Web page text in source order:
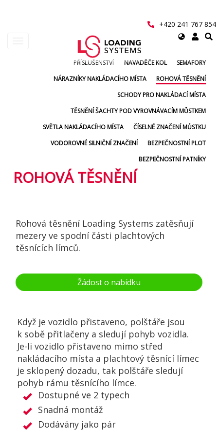
+420 241 767 854
Select
PŘÍSLUŠENSTVÍ NAVADĚČE KOL
SEMAFORY
NÁRAZNÍKY NAKLÁDACÍHO MÍSTA
ROHOVÁ TĚSNĚNÍ
SCHODY PRO NAKLÁDACÍ MÍSTA
TĚSNĚNÍ ŠACHTY POD VYROVNÁVACÍM MŮSTKEM
SVĚTLA NAKLÁDACÍHO MÍSTA
ČÍSELNÉ ZNAČENÍ MŮSTKU
VODOROVNÉ SILNIČNÍ ZNAČENÍ
BEZPEČNOSTNÍ PLOT
BEZPEČNOSTNÍ PATNÍKY
ROHOVÁ TĚSNĚNÍ
Rohová těsnění Loading Systems zatěsňují
mezery ve spodní části plachtových
těsnících límců.
Žádost o nabídku
Když je vozidlo přistaveno, polštáře jsou
k sobě přitlačeny a sledují pohyb vozidla.
Je-li vozidlo přistaveno mimo střed
nakládacího místa a plachtový těsnící límec
je sklopený dozadu, tak polštáře sledují
pohyb rámu těsnícího límce.
Dostupné ve 2 typech
Snadná montáž
Dodávány jako pár